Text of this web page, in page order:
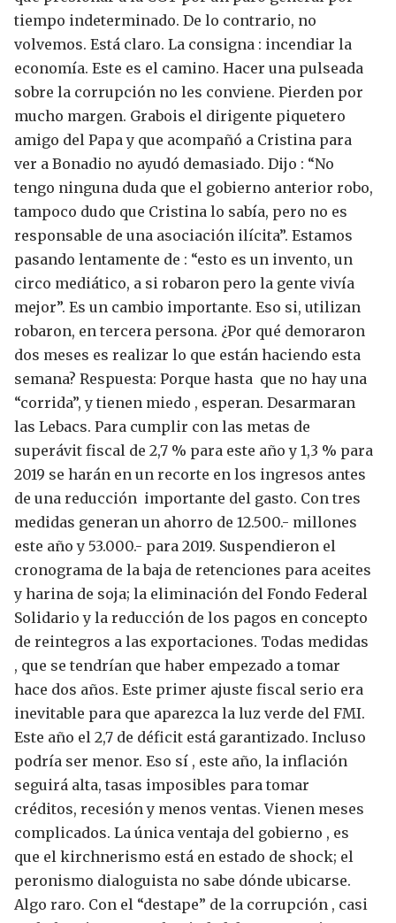
tiempo indeterminado. De lo contrario, no
volvemos. Está claro. La consigna : incendiar la
economía. Este es el camino. Hacer una pulseada
sobre la corrupción no les conviene. Pierden por
mucho margen. Grabois el dirigente piquetero
amigo del Papa y que acompañó a Cristina para
ver a Bonadio no ayudó demasiado. Dijo : “No
tengo ninguna duda que el gobierno anterior robo,
tampoco dudo que Cristina lo sabía, pero no es
responsable de una asociación ilícita”. Estamos
pasando lentamente de : “esto es un invento, un
circo mediático, a si robaron pero la gente vivía
mejor”. Es un cambio importante. Eso si, utilizan
robaron, en tercera persona. ¿Por qué demoraron
dos meses es realizar lo que están haciendo esta
semana? Respuesta: Porque hasta que no hay una
“corrida”, y tienen miedo , esperan. Desarmaran
las Lebacs. Para cumplir con las metas de
superávit fiscal de 2,7 % para este año y 1,3 % para
2019 se harán en un recorte en los ingresos antes
de una reducción importante del gasto. Con tres
medidas generan un ahorro de 12.500.- millones
este año y 53.000.- para 2019. Suspendieron el
cronograma de la baja de retenciones para aceites
y harina de soja; la eliminación del Fondo Federal
Solidario y la reducción de los pagos en concepto
de reintegros a las exportaciones. Todas medidas
, que se tendrían que haber empezado a tomar
hace dos años. Este primer ajuste fiscal serio era
inevitable para que aparezca la luz verde del FMI.
Este año el 2,7 de déficit está garantizado. Incluso
podría ser menor. Eso sí , este año, la inflación
seguirá alta, tasas imposibles para tomar
créditos, recesión y menos ventas. Vienen meses
complicados. La única ventaja del gobierno , es
que el kirchnerismo está en estado de shock; el
peronismo dialoguista no sabe dónde ubicarse.
Algo raro. Con el “destape” de la corrupción , casi